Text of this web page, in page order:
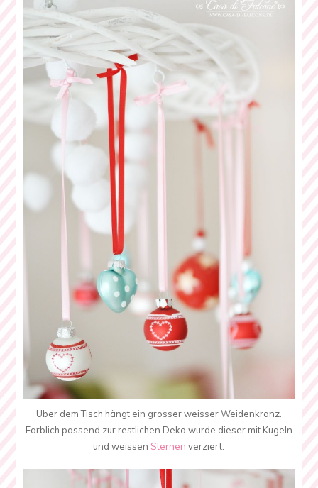
Über dem Tisch hängt ein grosser weisser Weidenkranz.
Farblich passend zur restlichen Deko wurde dieser mit Kugeln
und weissen Sternen verziert.